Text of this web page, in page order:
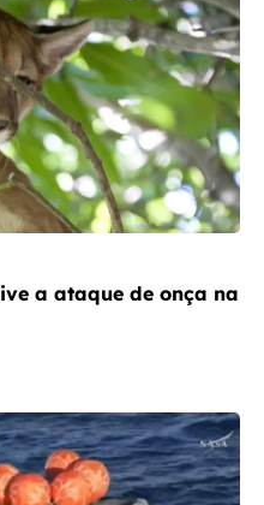
a ataque de onça na